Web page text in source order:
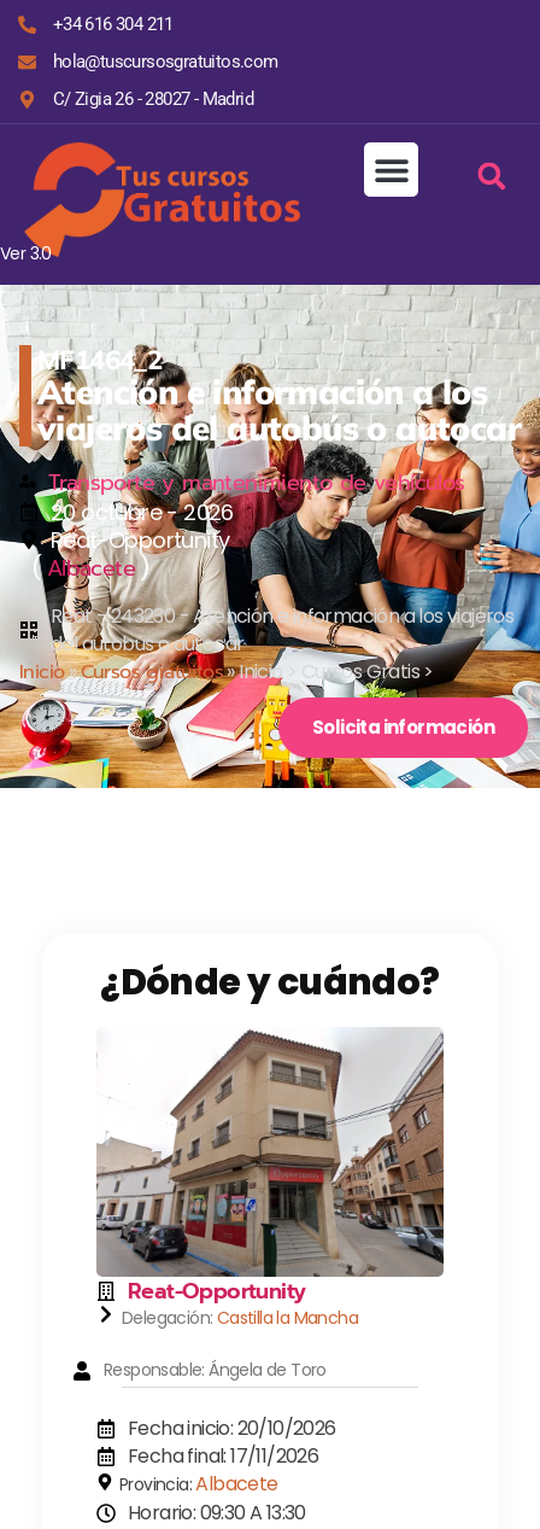
+34 616 304 211
hola@tuscursosgratuitos.com
C/ Zigia 26 - 28027 - Madrid
Ver 3.0
MF1464_2
Atención e información a los
viajeros del autobús o autocar
Transporte y mantenimiento de vehículos
20 octubre - 2026
Reat-Opportunity
(Albacete)
Reat - 243230 - Atención e información a los viajeros
del autobús o autocar
Inicio»Cursos gratuitos»Inicio > Cursos Gratis >
Solicita información
¿Dónde y cuándo?
Reat-Opportunity
Delegación: Castilla la Mancha
Responsable: Ángela de Toro
Fecha inicio: 20/10/2026
Fecha final: 17/11/2026
Provincia:Albacete
Horario: 09:30 A 13:30